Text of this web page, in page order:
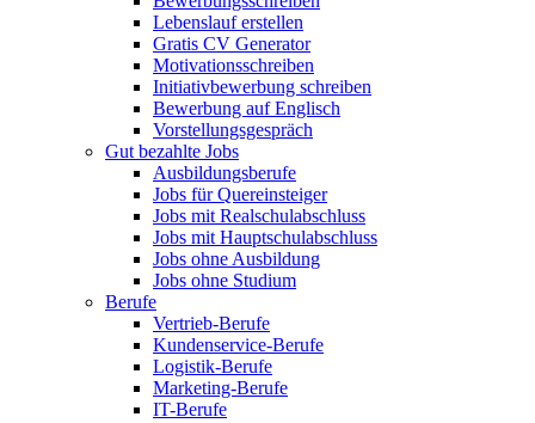
Lebenslauf erstellen
Gratis CV Generator
Motivationsschreiben
Initiativbewerbung schreiben
Bewerbung auf Englisch
Vorstellungsgespräch
Gut bezahlte Jobs
Ausbildungsberufe
Jobs für Quereinsteiger
Jobs mit Realschulabschluss
Jobs mit Hauptschulabschluss
Jobs ohne Ausbildung
Jobs ohne Studium
Berufe
Vertrieb-Berufe
Kundenservice-Berufe
Logistik-Berufe
Marketing-Berufe
IT-Berufe